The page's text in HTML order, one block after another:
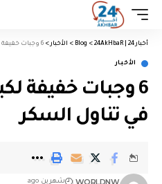
أخبار 24 | 24AkHbaR >
Blog
> الأخبار > 6 وجبات خفيفة لكبح رغبة الجسم في تناول السكر
الأخبار
6 وجبات خفيفة
في تناول السكر
WORLDNW شهرين ago